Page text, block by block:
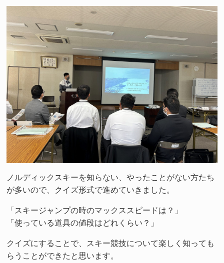
ノルディックスキーを知らない、やったことがない方たち
が多いので、クイズ形式で進めていきました。
「スキージャンプの時のマックススピードは？」
「使っている道具の値段はどれくらい？」
クイズにすることで、スキー競技について楽しく知っても
らうことができたと思います。